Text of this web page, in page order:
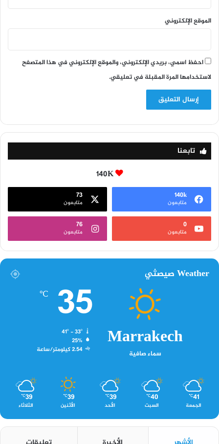
الموقع الإلكتروني
احفظ اسمي، بريدي الإلكتروني، والموقع الإلكتروني في هذا المتصفح
لاستخدامها المرة المقبلة في تعليقي.
تابعنا
140K
140k
متابعون
73
متابعون
0
متابعون
76
متابعون
Weather صيصثي
Marrakech
سماء صافية
35
℃
41º - 33º
25%
2.54 كيلومتر/ساعة
41
℃
الجمعة
40
℃
السبت
39
℃
الأحد
39
℃
الأثنين
39
℃
الثلاثاء